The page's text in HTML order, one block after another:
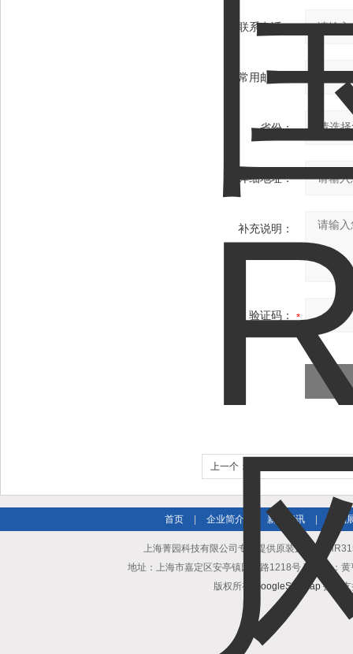
联系电话：
常用邮箱：
省份：
详细地址：
补充说明：
验证码：
上一个：
首页 企业简介 新闻资讯 产品
上海菁园科技有限公司专业提供原装正品
地址：上海市嘉定区安亭镇园区路1218号 联系人：
版权所有
GoogleSitemap技术支